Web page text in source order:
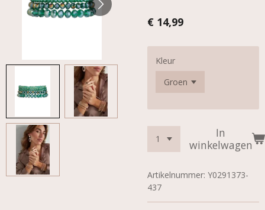
€ 14,99
Kleur
In
winkelwagen
Artikelnummer: Y0291373-
437